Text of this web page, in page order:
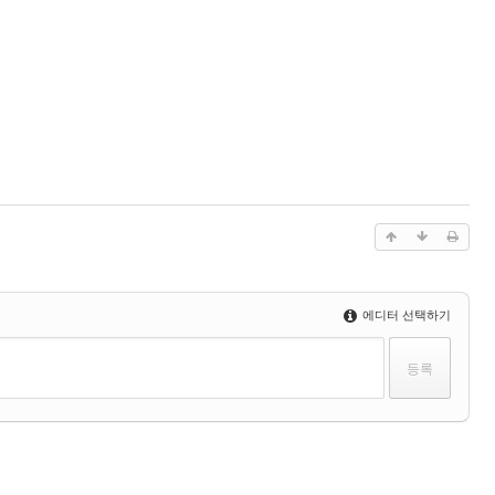
에디터 선택하기